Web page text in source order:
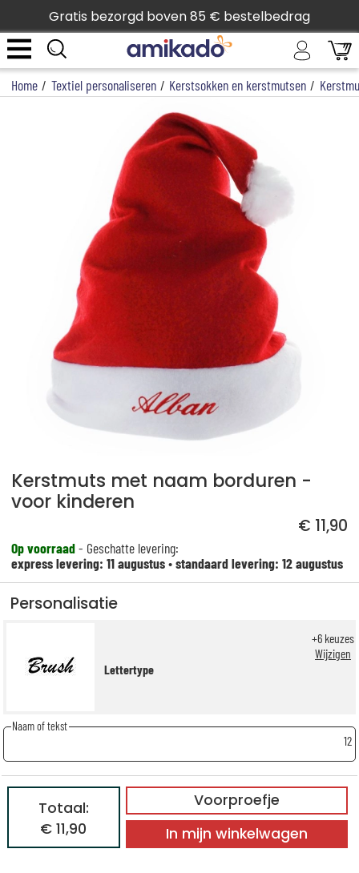
Gratis bezorgd boven 85 € bestelbedrag
Home / Textiel personaliseren / Kerstsokken en kerstmutsen /
Kerstmuts met naam borduren -
voor kinderen
€ 11,90
Op voorraad- Geschatte levering:
express levering: 11 augustus•standaard levering: 12 augustus
Personalisatie
Lettertype
+6 keuzes
Wijzigen
Naam of tekst
12
Voorproefje
Totaal:
€ 11,90
In mijn winkelwagen